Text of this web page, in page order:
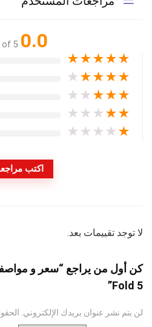
0.0
5
★
★
★
★
★
★
★
★
★
★
★
★
★
★
★
★
★
★
★
★
★
★
★
★
★
اكتب
لا توجد تقييمات بعد.
Fold 5”
لن يتم نشر عنوان بريدك الإلكتروني.